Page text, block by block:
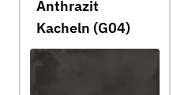
Anthrazit
Kacheln (G04)